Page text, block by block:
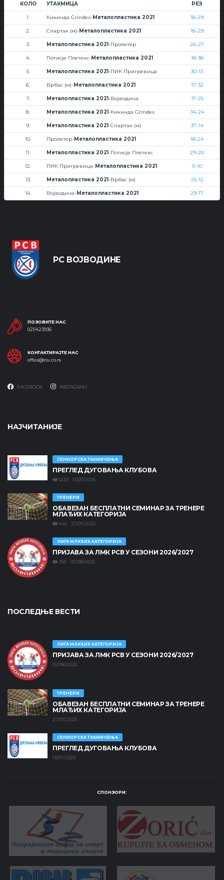
КОЛО УТАКМИЦА РЕЗ
1. Кикинда Grindex-Металопластика 2021 18-29
2. Спартак (м)-Металопластика 2021 18-29
3. Металопластика 2021-Пролетер 26-27
4. Потисје Плетекс-Металопластика 2021 18-38
5. Металопластика 2021-ПИК Пригревица 30-13
6. Врбас (м)-Металопластика 2021 17-32
7. Металопластика 2021-Војводина 17-25
8. Металопластика 2021-Кикинда Grindex 34-24
9. Металопластика 2021-Спартак (м) 37-14
10. Пролетер-Металопластика 2021 18-24
11. Металопластика 2021-Потисје Плетекс 29-20
12. ПИК Пригревица-Металопластика 2021 0-10
13. Металопластика 2021-Врбас (м) 25-12
14. Војводина-Металопластика 2021 29-17
РС ВОЈВОДИНЕ
ПОЗОВИТЕ НАС
021/423936
КОНТАКТИРАЈТЕ НАС
office@rsv.co.rs
FACEBOOK INSTAGRAM
НАЈЧИТАНИЈЕ
СЕНИОРСКА ТАКМИЧЕЊА
ПРЕГЛЕД ДУГОВАЊА КЛУБОВА
1220 13/07/2026
ТРЕНЕРИ
ОБАВЕЗАН БЕСПЛАТНИ СЕМИНАР ЗА ТРЕНЕРЕ
МЛАЂИХ КАТЕГОРИЈА
446 27/07/2026
ЛИГА МЛАЂИХ КАТЕГОРИЈА
ПРИЈАВА ЗА ЛМК РСВ У СЕЗОНИ 2026/2027
260 02/08/2026
ПОСЛЕДЊЕ ВЕСТИ
ЛИГА МЛАЂИХ КАТЕГОРИЈА
ПРИЈАВА ЗА ЛМК РСВ У СЕЗОНИ 2026/2027
02/08/2026
ТРЕНЕРИ
ОБАВЕЗАН БЕСПЛАТНИ СЕМИНАР ЗА ТРЕНЕРЕ
МЛАЂИХ КАТЕГОРИЈА
27/07/2026
СЕНИОРСКА ТАКМИЧЕЊА
ПРЕГЛЕД ДУГОВАЊА КЛУБОВА
13/07/2026
СПОНЗОРИ: